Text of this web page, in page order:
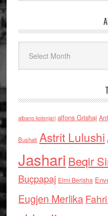
albano kolonjari alfons Grishaj
Bushati Astrit Lulushi
Jashari Beqir
Buçpapaj Elmi Berisha
Eugjen Merlika